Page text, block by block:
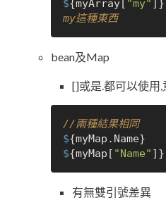
${myArray[ "my" ]}
my這種東西
bean及Map
[]或是.都可以使用,
//兩種結果相同
$
${myMap[ "Name"
有無雙引號差異